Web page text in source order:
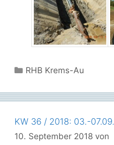
Kategorien
RHB Krems-Au
KW 36 / 2018: 03.-07.09.
10. September 2018 von